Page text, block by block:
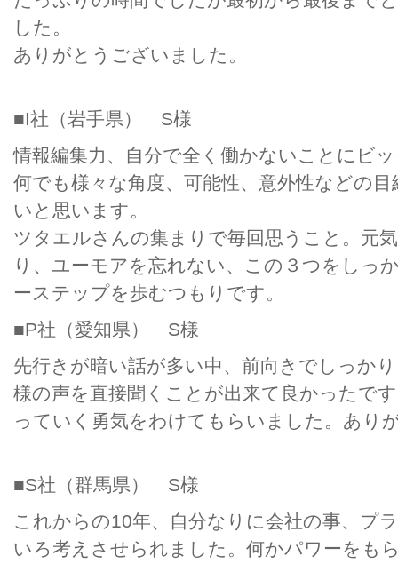
した。
ありがとうございました。
■I社（岩手県） S様
情報編集力、自分で全く働かないことにビ
何でも様々な角度、可能性、意外性などの
いと思います。
ツタエルさんの集まりで毎回思うこと。元
り、ユーモアを忘れない、この３つをしっ
ーステップを歩むつもりです。
■P社（愛知県） S様
先行きが暗い話が多い中、前向きでしっか
様の声を直接聞くことが出来て良かったで
っていく勇気をわけてもらいました。あり
■S社（群馬県） S様
これからの10年、自分なりに会社の事、プ
いろ考えさせられました。何かパワーをも